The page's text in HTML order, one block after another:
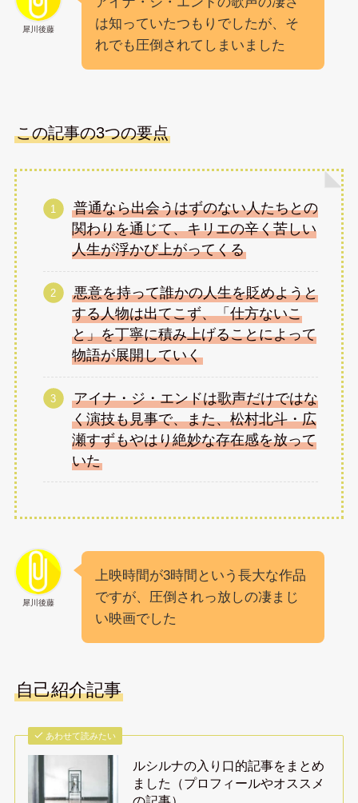
犀川後藤
は知っていたつもりでしたが、そ
れでも圧倒されてしまいました
この記事の3つの要点
普通なら出会うはずのない人たちとの
関わりを通じて、キリエの辛く苦しい
人生が浮かび上がってくる
悪意を持って誰かの人生を貶めようと
する人物は出てこず、「仕方ないこ
と」を丁寧に積み上げることによって
物語が展開していく
アイナ・ジ・エンドは歌声だけではな
く演技も見事で、また、松村北斗・広
瀬すずもやはり絶妙な存在感を放って
いた
犀川後藤
上映時間が3時間という長大な作品
ですが、圧倒されっ放しの凄まじ
い映画でした
自己紹介記事
あわせて読みたい
ルシルナの入り口的記事をまとめ
ました（プロフィールやオススメ